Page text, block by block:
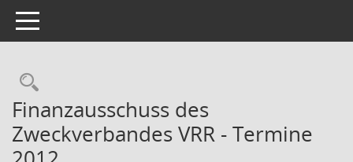
Toggle navigation
Rechercheauswahl
Finanzausschuss des
Zweckverbandes VRR - Termine